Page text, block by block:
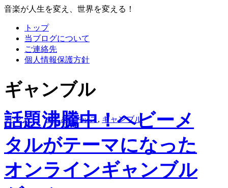
音楽が人生を変え、世界を変える！
トップ
当ブログについて
ご連絡先
個人情報保護方針
ギャンブル
カジノ まとめ,キッス , ギャンブル
話題沸騰中！ヘビーメ
タルがテーマになった
オンラインギャンブル